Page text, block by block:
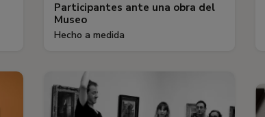
Participantes ante una obra del
Museo
Hecho a medida